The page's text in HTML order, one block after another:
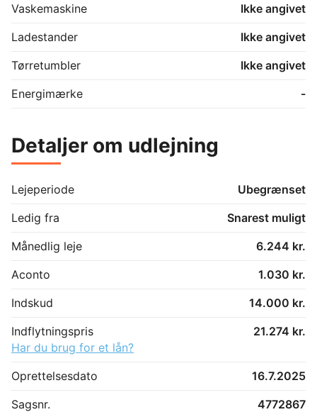
Vaskemaskine
Ikke angivet
Ladestander
Ikke angivet
Tørretumbler
Ikke angivet
Energimærke
-
Detaljer om udlejning
Lejeperiode
Ubegrænset
Ledig fra
Snarest muligt
Månedlig leje
6.244 kr.
Aconto
1.030 kr.
Indskud
14.000 kr.
Indflytningspris
21.274 kr.
Har du brug for et lån?
Oprettelsesdato
16.7.2025
Sagsnr.
4772867